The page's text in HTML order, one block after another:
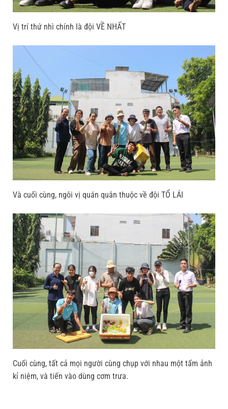
Vị trí thứ nhì chính là đội VỀ NHẤT
Và cuối cùng, ngôi vị quán quân thuộc về đội TỔ LÁI
Cuối cùng, tất cả mọi người cùng chụp với nhau một tấm ảnh
kỉ niệm, và tiến vào dùng cơm trưa.